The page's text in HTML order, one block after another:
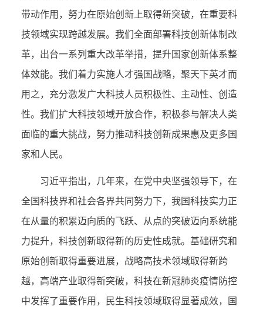
带动作用，努力在原始创新上取得新突破，在重要科
技领域实现跨越发展。我们全面部署科技创新体制改
革，出台一系列重大改革举措，提升国家创新体系整
体效能。我们着力实施人才强国战略，聚天下英才而
用之，充分激发广大科技人员积极性、主动性、创造
性。我们扩大科技领域开放合作，积极参与解决人类
面临的重大挑战，努力推动科技创新成果惠及更多国
家和人民。
习近平指出，几年来，在党中央坚强领导下，在
全国科技界和社会各界共同努力下，我国科技实力正
在从量的积累迈向质的飞跃、从点的突破迈向系统能
力提升，科技创新取得新的历史性成就。基础研究和
原始创新取得重要进展，战略高技术领域取得新跨
越，高端产业取得新突破，科技在新冠肺炎疫情防控
中发挥了重要作用，民生科技领域取得显著成效，国